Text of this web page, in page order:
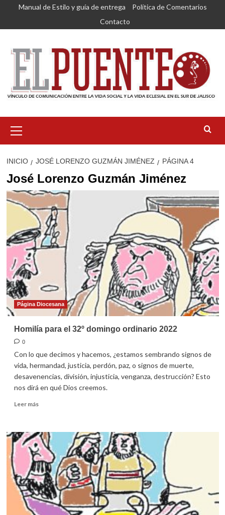
Saltar
contenido
Manual de Estilo y guía de entrega
Política de Comentarios
Contacto
primario
INICIO JOSÉ LORENZO GUZMÁN JIMÉNEZ PÁGINA 4
José Lorenzo Guzmán Jiménez
Página Diocesana
Homilía para el 32º domingo ordinario 2022
0
Con lo que decimos y hacemos, ¿estamos sembrando signos de
vida, hermandad, justicia, perdón, paz, o signos de muerte,
desavenencias, división, injusticia, venganza, destrucción? Esto
nos dirá en qué Dios creemos.
Leer másLeer
Homilía
para
el
32º
domingo
ordinario
2022